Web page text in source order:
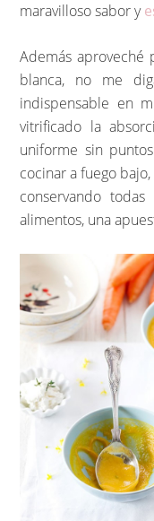
maravilloso sabor y
Además aproveché
blanca, no me
indispensable en
vitrificado la
uniforme sin
cocinar a fuego
conservando
alimentos, una